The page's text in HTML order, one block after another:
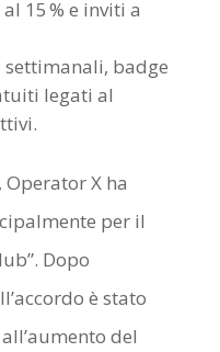
15 % e inviti a
badge
legati al
X ha
per il
Dopo
è stato
del